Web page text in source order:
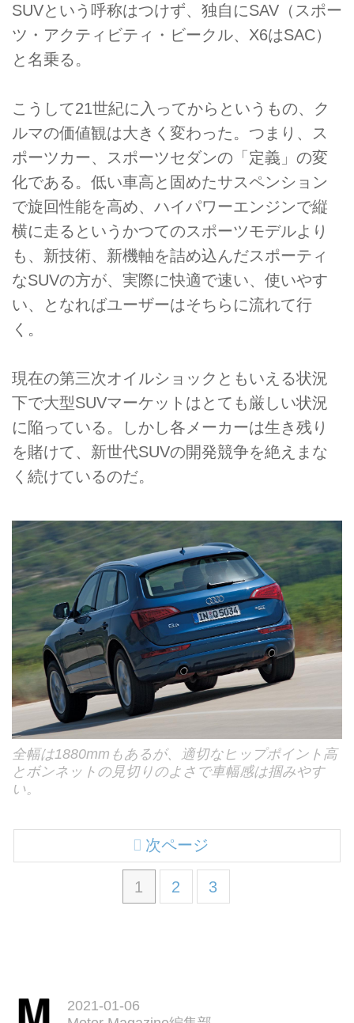
SUVという呼称はつけず、独自にSAV（スポー
ツ・アクティビティ・ビークル、X6はSAC）
と名乗る。
こうして21世紀に入ってからというもの、ク
ルマの価値観は大きく変わった。つまり、ス
ポーツカー、スポーツセダンの「定義」の変
化である。低い車高と固めたサスペンション
で旋回性能を高め、ハイパワーエンジンで縦
横に走るというかつてのスポーツモデルより
も、新技術、新機軸を詰め込んだスポーティ
なSUVの方が、実際に快適で速い、使いやす
い、となればユーザーはそちらに流れて行
く。
現在の第三次オイルショックともいえる状況
下で大型SUVマーケットはとても厳しい状況
に陥っている。しかし各メーカーは生き残り
を賭けて、新世代SUVの開発競争を絶えまな
く続けているのだ。
全幅は1880mmもあるが、適切なヒップポイント高
とボンネットの見切りのよさで車幅感は掴みやす
い。
1 2 3
次ページ
2021-01-06